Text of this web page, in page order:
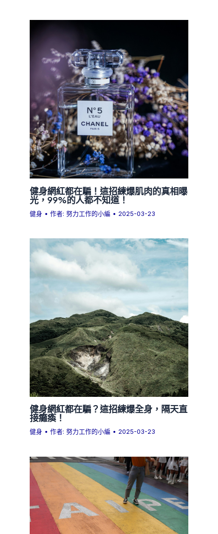
健身網紅都在騙！這招練爆肌肉的真相曝
光，99%的人都不知道！
健身 • 作者:努力工作的小編 • 2025-03-23
健身網紅都在騙？這招練爆全身，隔天直
接癱瘓！
健身 • 作者:努力工作的小編 • 2025-03-23